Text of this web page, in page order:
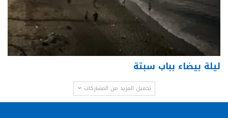
ليلة بيضاء بباب سبتة
تحميل المزيد من المشاركات